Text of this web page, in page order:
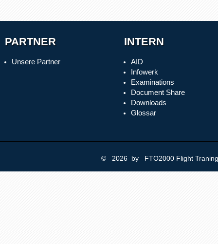
PARTNER
Unsere Partner
INTERN
AID
Infowerk
Examinations
Document Share
Downloads
Glossar
© 2026 by FTO2000 Flight